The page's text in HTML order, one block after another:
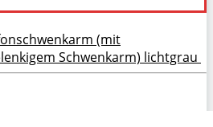
(mit
Schwenkarm) lichtgrau